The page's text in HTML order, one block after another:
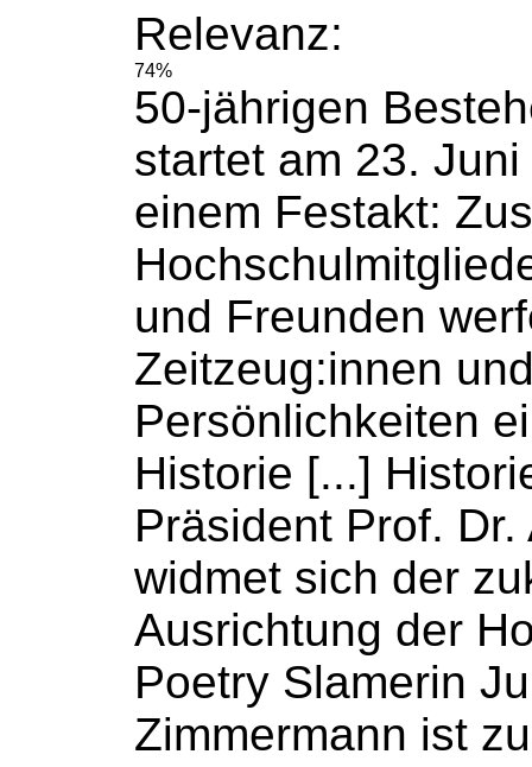
Relevanz:
74%
50-jährigen
startet am 23.
einem Festakt:
und Freunden
Zeitzeug:innen
Persönlichkeiten
Historie [...]
Präsident Prof.
widmet sich der
Ausrichtung der
Poetry Slamerin
Zimmermann ist